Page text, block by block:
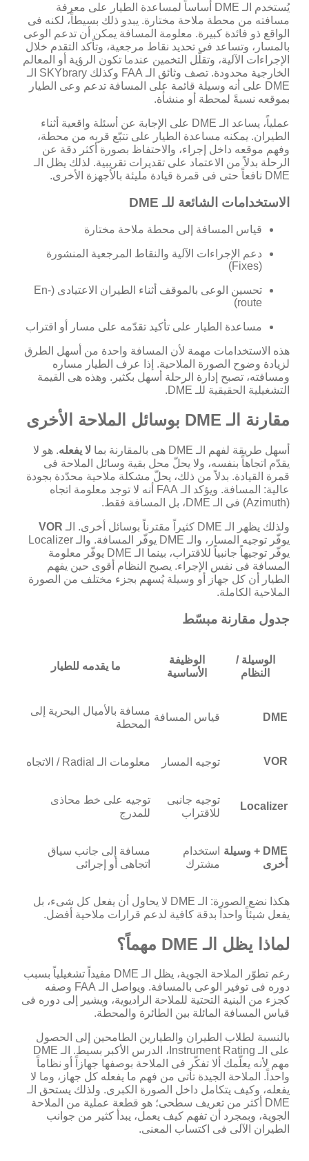
يُستخدم الـ DME أساساً لمساعدة الطيار على معرفة
مسافته من محطة ملاحة مختارة. يبدو ذلك بسيطاً، لكنه فى
الواقع ذو فائدة كبيرة. معلومة المسافة يمكن أن تدعم الوعى
بالمسار، وتساعد فى تحديد نقاط مرجعية، وتأكد التقدم خلال
الإجراءات الآلية، وتقلّل التخمين عندما تكون الرؤية أو المعالم
الخارجية محدودة. تصف وثائق الـ FAA وكذلك SKYbrary الـ
DME على أنه وسيلة قائمة على المسافة تدعم وعى الطيار
بموقعه نسبةً لمحطة أو منشأة.
عملياً، يساعد الـ DME على الإجابة عن أسئلة واقعية أثناء
الطيران. يمكنه مساعدة الطيار على تتبّع قربه من محطة،
وفهم موقعه داخل إجراء، والاحتفاظ بصورة أكثر دقة عن
الرحلة بدلاً من الاعتماد على تقديرات تقريبية. لذلك يظل الـ
DME نافعاً حتى فى قمرة قيادة مليئة بالأجهزة الأخرى.
الاستخدامات الشائعة للـ DME
قياس المسافة إلى محطة ملاحة مختارة
دعم الإجراءات الآلية والنقاط المرجعية المنشورة
(Fixes)
تحسين الوعى بالموقف أثناء الطيران الاعتيادى (En-
route)
مساعدة الطيار على تأكيد تقدّمه على مسار أو اقتراب
هذه الاستخدامات مهمة لأن المسافة واحدة من أسهل الطرق
لزيادة وضوح الصورة الملاحية. إذا عرف الطيار مساره
ومسافته، تصبح إدارة الرحلة أسهل بكثير. وهذه هى القيمة
التشغيلية الحقيقية للـ DME.
مقارنة الـ DME بوسائل الملاحة الأخرى
أسهل طريقة لفهم الـ DME هى بالمقارنة بما لا يفعله. هو لا
يقدّم اتجاهاً بنفسه، ولا يحلّ محل بقية وسائل الملاحة فى
قمرة القيادة. بدلاً من ذلك، يحلّ مشكلة ملاحية محدّدة بجودة
عالية: المسافة. ويؤكد الـ FAA أنه لا توجد معلومة اتجاه
(Azimuth) فى الـ DME، بل المسافة فقط.
ولذلك يظهر الـ DME كثيراً مقترناً بوسائل أخرى. الـ
VOR
يوفّر توجيه المسار، والـ DME يوفّر المسافة. والـ Localizer
يوفّر توجيهاً جانبياً للاقتراب، بينما الـ DME يوفّر معلومة
المسافة فى نفس الإجراء. يصبح النظام أقوى حين يفهم
الطيار أن كل جهاز أو وسيلة يُسهم بجزء مختلف من الصورة
الملاحية الكاملة.
جدول مقارنة مبسّط
الوسيلة /
النظام
الوظيفة
الأساسية
ما يقدمه للطيار
DME قياس المسافة
مسافة بالأميال البحرية إلى
المحطة
VOR توجيه المسار معلومات الـ Radial / الاتجاه
Localizer
توجيه جانبى
للاقتراب
توجيه على خط محاذى
للمدرج
DME + وسيلة
أخرى
استخدام
مشترك
مسافة إلى جانب سياق
اتجاهى أو إجرائى
هكذا نضع الصورة: الـ DME لا يحاول أن يفعل كل شىء، بل
يفعل شيئاً واحداً بدقة كافية لدعم قرارات ملاحية أفضل.
لماذا يظل الـ DME مهماً؟
رغم تطوّر الملاحة الجوية، يظل الـ DME مفيداً تشغيلياً بسبب
دوره فى توفير الوعى بالمسافة. ويواصل الـ FAA وصفه
كجزء من البنية التحتية للملاحة الراديوية، ويشير إلى دوره فى
قياس المسافة المائلة بين الطائرة والمحطة.
بالنسبة لطلاب الطيران والطيارين الطامحين إلى الحصول
على الـ Instrument Rating، الدرس الأكبر بسيط. الـ DME
مهم لأنه يعلّمك ألا تفكّر فى الملاحة بوصفها جهازاً أو نظاماً
واحداً. الملاحة الجيدة تأتى من فهم ما يفعله كل جهاز، وما لا
يفعله، وكيف يتكامل داخل الصورة الكبرى. ولذلك يستحق الـ
DME أكثر من تعريف سطحى؛ هو قطعة عملية من الملاحة
الجوية، وبمجرد أن تفهم كيف يعمل، يبدأ كثير من جوانب
الطيران الآلى فى اكتساب المعنى.